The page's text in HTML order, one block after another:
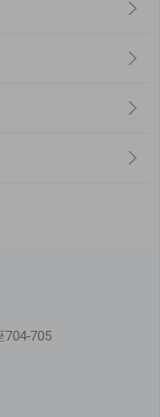
705